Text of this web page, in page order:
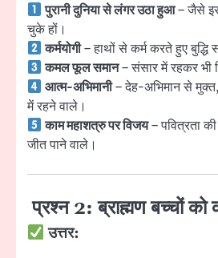
पुरानी दुनिया से लंगर उठा हुआ– जैसे इस
चुके हों।
कर्मयोगी– हाथों से कर्म करते हुए बुद्धि
कमल फूल समान– संसार में रहकर भी
आत्म-अभिमानी– देह-अभिमान से
में रहने वाले।
काम महाशत्रु पर विजय– पवित्रता
जीत पाने वाले।
प्रश्न 2: ब्राह्मण बच्चों को
उत्तर: